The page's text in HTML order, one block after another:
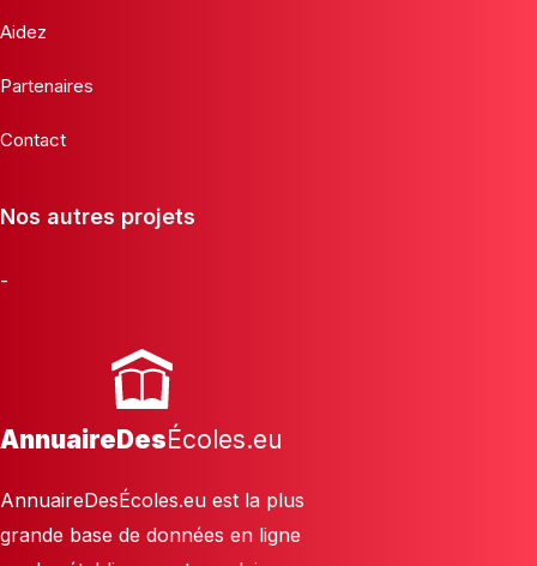
Aidez
Partenaires
Contact
Nos autres projets
-
AnnuaireDesÉcoles.eu
AnnuaireDesÉcoles.eu est la plus
grande base de données en ligne